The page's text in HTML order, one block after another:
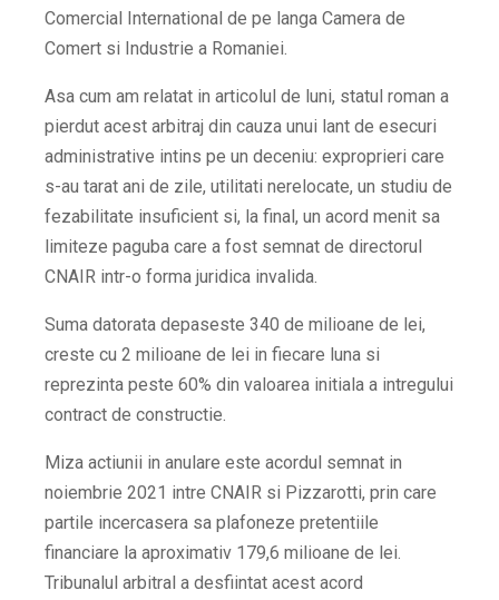
Comercial International de pe langa Camera de
Comert si Industrie a Romaniei.
Asa cum am relatat in articolul de luni, statul roman a
pierdut acest arbitraj din cauza unui lant de esecuri
administrative intins pe un deceniu: exproprieri care
s-au tarat ani de zile, utilitati nerelocate, un studiu de
fezabilitate insuficient si, la final, un acord menit sa
limiteze paguba care a fost semnat de directorul
CNAIR intr-o forma juridica invalida.
Suma datorata depaseste 340 de milioane de lei,
creste cu 2 milioane de lei in fiecare luna si
reprezinta peste 60% din valoarea initiala a intregului
contract de constructie.
Miza actiunii in anulare este acordul semnat in
noiembrie 2021 intre CNAIR si Pizzarotti, prin care
partile incercasera sa plafoneze pretentiile
financiare la aproximativ 179,6 milioane de lei.
Tribunalul arbitral a desfiintat acest acord